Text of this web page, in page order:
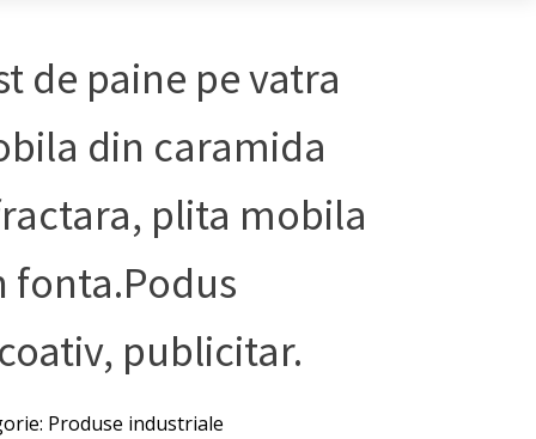
de paine pe vatra
din caramida
plita mobila
fonta.Podus
publicitar.
Produse industriale